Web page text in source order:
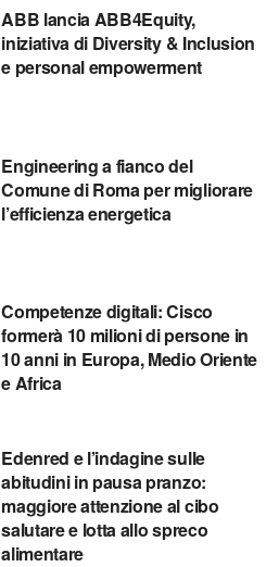
ABB lancia ABB4Equity,
iniziativa di Diversity & Inclusion
e personal empowerment
Engineering a fianco del
Comune di Roma per migliorare
l’efficienza energetica
Competenze digitali: Cisco
formerà 10 milioni di persone in
10 anni in Europa, Medio Oriente
e Africa
Edenred e l’indagine sulle
abitudini in pausa pranzo:
maggiore attenzione al cibo
salutare e lotta allo spreco
alimentare